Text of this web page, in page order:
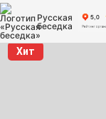
Русская
беседка
Хит